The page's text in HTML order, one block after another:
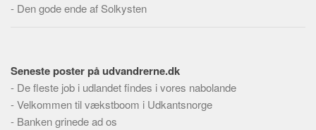
- Den gode ende af Solkysten
Seneste poster på udvandrerne.dk
- De fleste job i udlandet findes i vores nabolande
-Velkommen til vækstboom i Udkantsnorge
- Banken grinede ad os